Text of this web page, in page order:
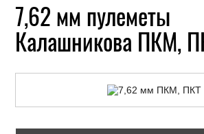
7,62 мм пулеметы
Калашникова ПКМ,